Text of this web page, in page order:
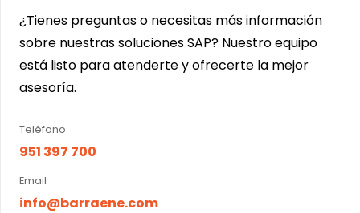
¿Tienes preguntas o necesitas más información
sobre nuestras soluciones SAP? Nuestro equipo
está listo para atenderte y ofrecerte la mejor
asesoría.
Teléfono
951 397 700
Email
info@barraene.com